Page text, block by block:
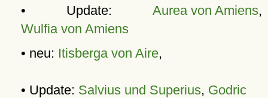
• Update: Aurea von Amiens,
Wulfia von Amiens
• neu: Itisberga von Aire,
• Update: Salvius und Superius, Godric